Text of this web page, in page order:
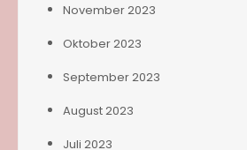
November 2023
Oktober 2023
September 2023
August 2023
Juli 2023